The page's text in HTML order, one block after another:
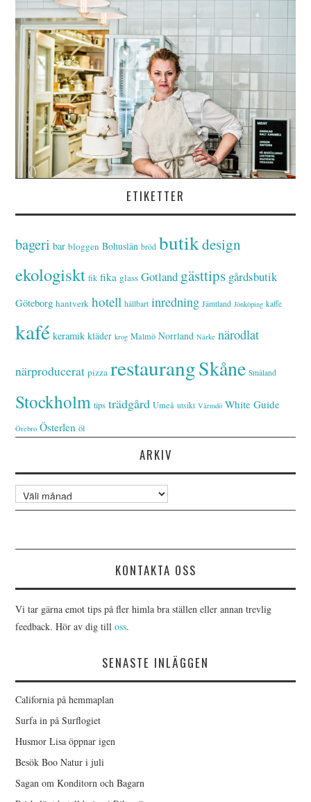
ETIKETTER
bageri bar bloggen Bohuslän bröd butikdesign
ekologiskt fik fika glass Gotland gästtips gårdsbutik
Göteborg hantverk hotell hållbart inredning Jämtland Jönköping kaffe
kafé keramik kläder krog Malmö Norrland Närke närodlat
närproducerat pizza restaurangSkåne Småland
Stockholm tips trädgård Umeå utsikt Värmdö White Guide
Örebro Österlen öl
ARKIV
Arkiv
KONTAKTA OSS
Vi tar gärna emot tips på fler himla bra ställen eller annan trevlig
feedback. Hör av dig tilloss.
SENASTE INLÄGGEN
California på hemmaplan
Surfa in på Surflogiet
Husmor Lisa öppnar igen
Besök Boo Natur i juli
Sagan om Konditorn och Bagarn